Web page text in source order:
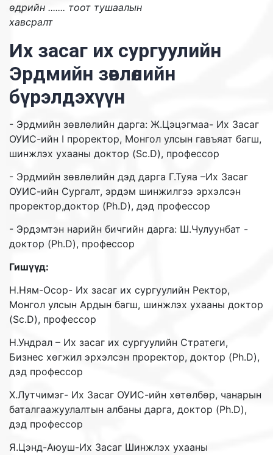
өдрийн ....... тоот тушаалын
хавсралт
Их засаг их сургуулийн
Эрдмийн зөвлөлийн
бүрэлдэхүүн
- Эрдмийн зөвлөлийн дарга: Ж.Цэцэгмаа- Их Засаг
ОУИС-ийн I проректор, Монгол улсын гавъяат багш,
шинжлэх ухааны доктор (Sc.D), профессор
- Эрдмийн зөвлөлийн дэд дарга Г.Туяа –Их Засаг
ОУИС-ийн Сургалт, эрдэм шинжилгээ эрхэлсэн
проректор,доктор (Ph.D), дэд профессор
- Эрдэмтэн нарийн бичгийн дарга: Ш.Чулуунбат -
доктор (Ph.D), профессор
Гишүүд:
Н.Ням-Осор- Их засаг их сургуулийн Ректор,
Монгол улсын Ардын багш, шинжлэх ухааны доктор
(Sc.D), профессор
Н.Ундрал – Их засаг их сургуулийн Стратеги,
Бизнес хөгжил эрхэлсэн проректор, доктор (Ph.D),
дэд профессор
Х.Лутчимэг- Их Засаг ОУИС-ийн хөтөлбөр, чанарын
баталгаажуулалтын албаны дарга, доктор (Ph.D),
дэд профессор
Я.Цэнд-Аюуш-Их Засаг Шинжлэх ухааны